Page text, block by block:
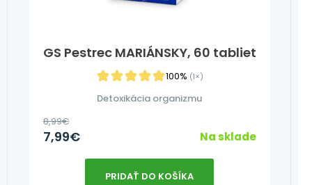
GS Pestrec MARIÁNSKY, 60 tabliet
100% (1×)
Detoxikácia organizmu
8,99€
7,99€ Na sklade
PRIDAŤ DO KOŠÍKA